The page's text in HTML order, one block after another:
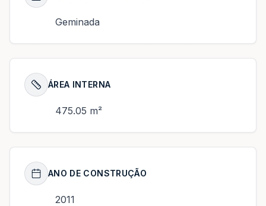
Geminada
ÁREA INTERNA
475.05 m²
ANO DE CONSTRUÇÃO
2011